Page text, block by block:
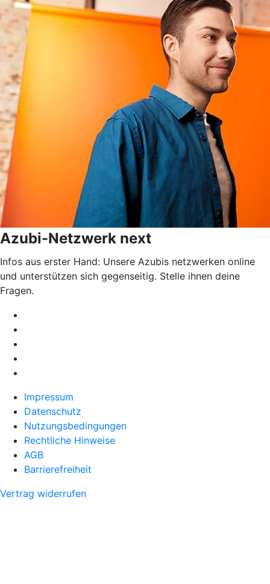
Azubi-Netzwerk next
Infos aus erster Hand: Unsere Azubis netzwerken online
und unterstützen sich gegenseitig. Stelle ihnen deine
Fragen.
Impressum
Datenschutz
Nutzungsbedingungen
Rechtliche Hinweise
AGB
Barrierefreiheit
Vertrag widerrufen